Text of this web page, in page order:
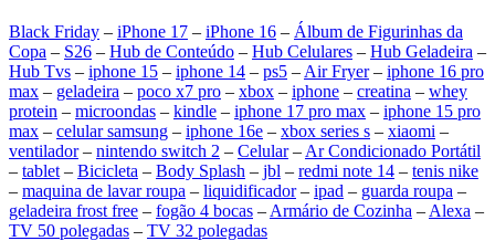
Black Friday – iPhone 17 – iPhone 16 – Álbum de Figurinhas da
Copa – S26 – Hub de Conteúdo – Hub Celulares – Hub Geladeira –
Hub Tvs – iphone 15 – iphone 14 – ps5 – Air Fryer– iphone 16 pro
max – geladeira – poco x7 pro – xbox – iphone – creatina – whey
protein – microondas – kindle – iphone 17 pro max – iphone 15 pro
max – celular samsung – iphone 16e – xbox series s – xiaomi –
ventilador– nintendo switch 2 – Celular– Ar Condicionado Portátil
– tablet – Bicicleta – Body Splash – jbl – redmi note 14 – tenis nike
– maquina de lavar roupa – liquidificador– ipad – guarda roupa –
geladeira frost free – fogão 4 bocas – Armário de Cozinha – Alexa –
TV 50 polegadas – TV 32 polegadas